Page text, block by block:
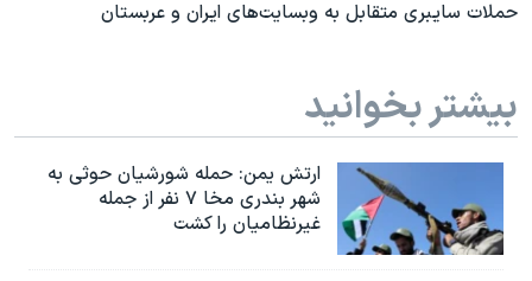
حملات سایبری متقابل به وبسایت‌های ایران و عربستان
بیشتر بخوانید
ارتش یمن: حمله شورشیان حوثی به
شهر بندری مخا ۷ نفر از جمله
غیرنظامیان را کشت